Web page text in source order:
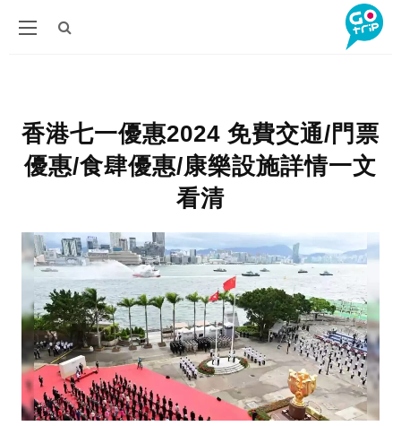
香港七一優惠2024 免費交通/門票
優惠/食肆優惠/康樂設施詳情一文
看清